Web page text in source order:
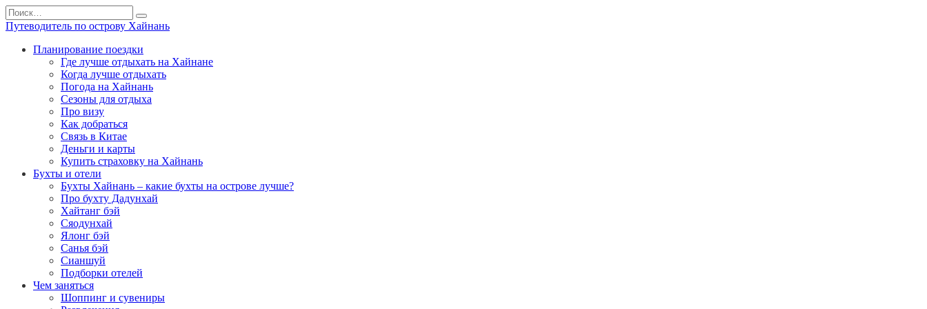
Перейти
к
содержанию
Search
for:
Путеводитель по острову Хайнань
Планирование поездки
Где лучше отдыхать на Хайнане
Когда лучше отдыхать
Погода на Хайнань
Сезоны для отдыха
Про визу
Как добраться
Связь в Китае
Деньги и карты
Купить страховку на Хайнань
Бухты и отели
Бухты Хайнань – какие бухты на острове лучше?
Про бухту Дадунхай
Хайтанг бэй
Сяодунхай
Ялонг бэй
Санья бэй
Сианшуй
Подборки отелей
Чем заняться
Шоппинг и сувениры